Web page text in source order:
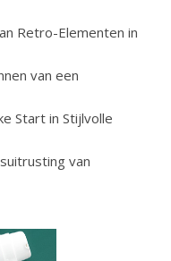
Retro-Elementen in
van een
Start in Stijlvolle
van